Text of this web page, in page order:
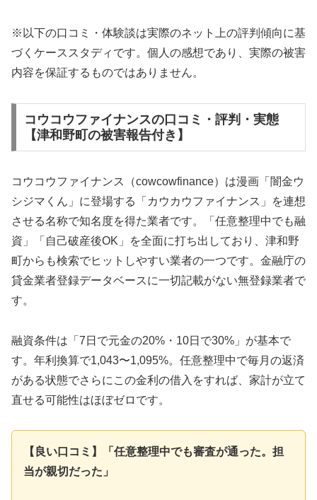
※以下の口コミ・体験談は実際のネット上の評判傾向に基
づくケーススタディです。個人の感想であり、実際の被害
内容を保証するものではありません。
コウコウファイナンスの口コミ・評判・実態
【津和野町の被害報告付き】
コウコウファイナンス（cowcowfinance）は漫画「闇金ウ
シジマくん」に登場する「カウカウファイナンス」を連想
させる名称で知名度を得た業者です。「任意整理中でも融
資」「自己破産後OK」を全面に打ち出しており、津和野
町からも検索でヒットしやすい業者の一つです。金融庁の
貸金業者登録データベースに一切記載がない無登録業者で
す。
融資条件は「7日で元金の20%・10日で30%」が基本で
す。年利換算で1,043〜1,095%。任意整理中で毎月の返済
がある状態でさらにこの金利の借入をすれば、家計が立て
直せる可能性はほぼゼロです。
【良い口コミ】「任意整理中でも審査が通った。担
当が親切だった」